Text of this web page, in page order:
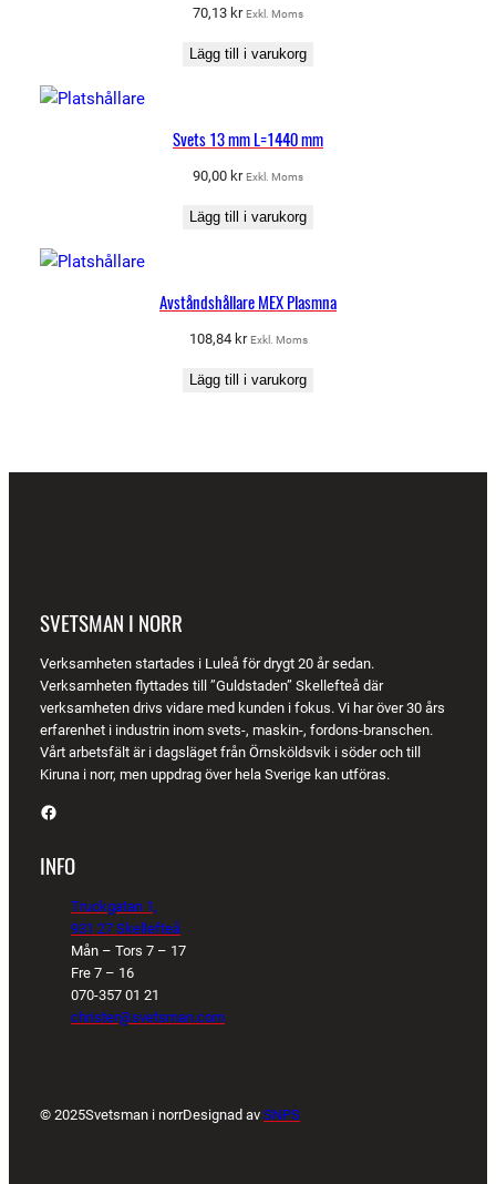
70,13 kr Exkl. Moms
Lägg till i varukorg
Svets 13 mm L=1440 mm
90,00 kr Exkl. Moms
Lägg till i varukorg
Avståndshållare MEX Plasmna
108,84 kr Exkl. Moms
Lägg till i varukorg
SVETSMAN I NORR
Verksamheten startades i Luleå för drygt 20 år sedan.
Verksamheten flyttades till ”Guldstaden” Skellefteå där
verksamheten drivs vidare med kunden i fokus. Vi har över 30 års
erfarenhet i industrin inom svets-, maskin-, fordons-branschen.
Vårt arbetsfält är i dagsläget från Örnsköldsvik i söder och till
Kiruna i norr, men uppdrag över hela Sverige kan utföras.
Facebook
INFO
Truckgatan 1,
931 27 Skellefteå
Mån – Tors 7 – 17
Fre 7 – 16
070-357 01 21
christer@svetsman.com
© 2025Svetsman i norrDesignad av SNPS